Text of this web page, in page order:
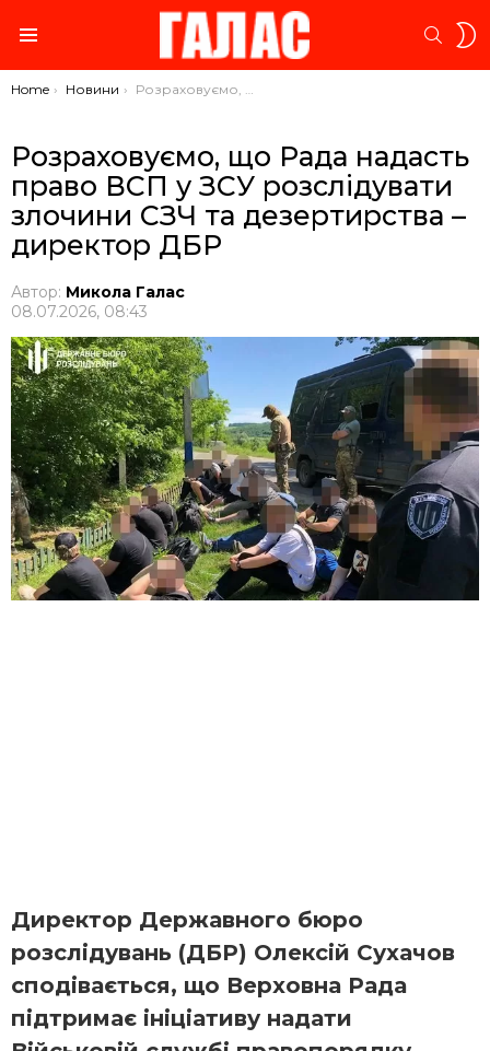
You are here:
Home Новини Розраховуємо, що Рада надасть право ВСП у ЗСУ розслідувати злочини СЗЧ та дезертирства – директор ДБР
Розраховуємо, що Рада надасть
право ВСП у ЗСУ розслідувати
злочини СЗЧ та дезертирства –
директор ДБР
Автор: Микола Галас
08.07.2026, 08:43
Директор Державного бюро
розслідувань (ДБР) Олексій Сухачов
сподівається, що Верховна Рада
підтримає ініціативу надати